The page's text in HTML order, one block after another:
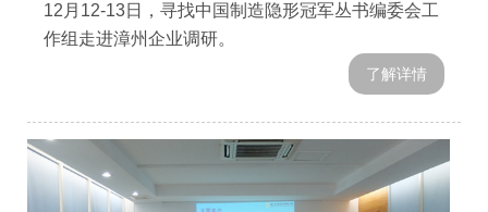
12月12-13日，寻找中国制造隐形冠军丛书编委会工
作组走进漳州企业调研。
了解详情